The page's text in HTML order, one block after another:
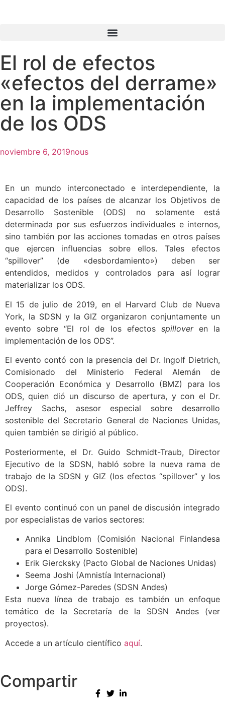
El rol de efectos
«efectos del derrame»
en la implementación
de los ODS
noviembre 6, 2019nous
En un mundo interconectado e interdependiente, la
capacidad de los países de alcanzar los Objetivos de
Desarrollo Sostenible (ODS) no solamente está
determinada por sus esfuerzos individuales e internos,
sino también por las acciones tomadas en otros países
que ejercen influencias sobre ellos. Tales efectos
“spillover” (de «desbordamiento») deben ser
entendidos, medidos y controlados para así lograr
materializar los ODS.
El 15 de julio de 2019, en el Harvard Club de Nueva
York, la SDSN y la GIZ organizaron conjuntamente un
evento sobre “El rol de los efectos spilloveren la
implementación de los ODS”.
El evento contó con la presencia del Dr. Ingolf Dietrich,
Comisionado del Ministerio Federal Alemán de
Cooperación Económica y Desarrollo (BMZ) para los
ODS, quien dió un discurso de apertura, y con el Dr.
Jeffrey Sachs, asesor especial sobre desarrollo
sostenible del Secretario General de Naciones Unidas,
quien también se dirigió al público.
Posteriormente, el Dr. Guido Schmidt-Traub, Director
Ejecutivo de la SDSN, habló sobre la nueva rama de
trabajo de la SDSN y GIZ (los efectos “spillover” y los
ODS).
El evento continuó con un panel de discusión integrado
por especialistas de varios sectores:
Annika Lindblom (Comisión Nacional Finlandesa
para el Desarrollo Sostenible)
Erik Giercksky (Pacto Global de Naciones Unidas)
Seema Joshi (Amnistía Internacional)
Jorge Gómez-Paredes (SDSN Andes)
Esta nueva línea de trabajo es también un enfoque
temático de la Secretaría de la SDSN Andes (ver
proyectos).
Accede a un artículo científico aquí.
Compartir